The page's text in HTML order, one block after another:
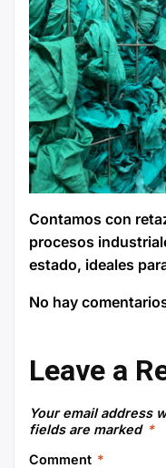
Contamos con
procesos
estado, ideales
interesadas en
No hay
Leave a
Your email address
fields are marked *
Comment *